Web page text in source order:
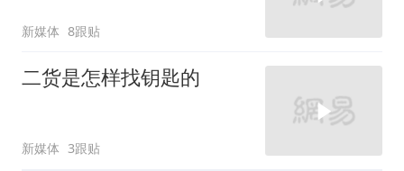
新媒体 8跟贴
二货是怎样找钥匙的
新媒体 3跟贴